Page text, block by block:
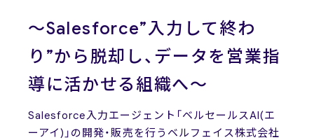
～Salesforce”入力して終わ
り”から脱却し、データを営業指
導に活かせる組織へ～
Salesforce入力エージェント「ベルセールスAI(エ
ーアイ)」の開発・販売を行うベルフェイス株式会社